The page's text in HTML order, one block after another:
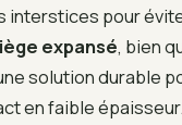
interstices pour
expansé, bien
solution durable
en faible épaisseur.